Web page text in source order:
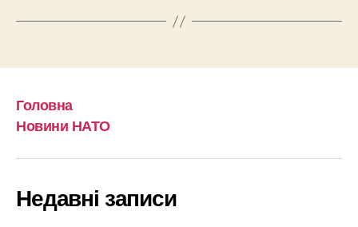
Головна
Новини НАТО
Недавні записи